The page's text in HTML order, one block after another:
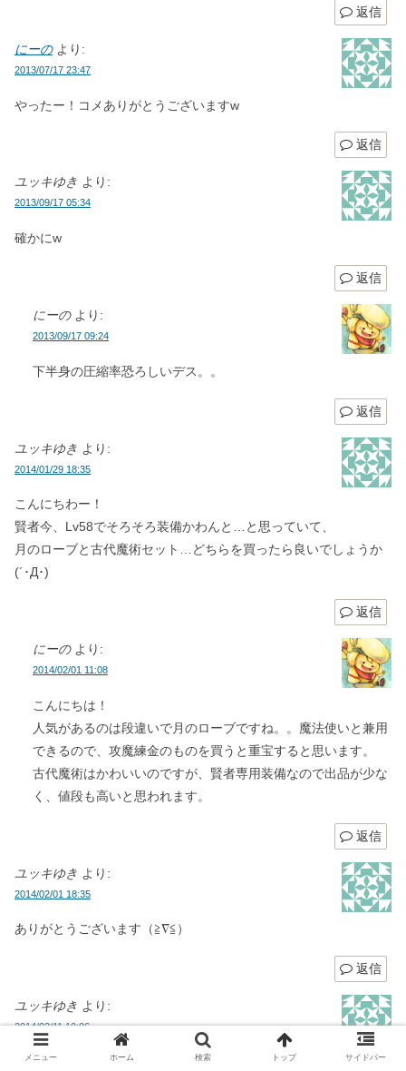
返信
にーの より:
2013/07/17 23:47
やったー！コメありがとうございますw
返信
ユッキゆき より:
2013/09/17 05:34
確かにw
返信
にーの より:
2013/09/17 09:24
下半身の圧縮率恐ろしいデス。。
返信
ユッキゆき より:
2014/01/29 18:35
こんにちわー！
賢者今、Lv58でそろそろ装備かわんと…と思っていて、
月のローブと古代魔術セット…どちらを買ったら良いでしょうか
(´･Д･)
返信
にーの より:
2014/02/01 11:08
こんにちは！
人気があるのは段違いで月のローブですね。。魔法使いと兼用
できるので、攻魔練金のものを買うと重宝すると思います。
古代魔術はかわいいのですが、賢者専用装備なので出品が少な
く、値段も高いと思われます。
返信
ユッキゆき より:
2014/02/01 18:35
ありがとうございます（≧∇≦）
返信
ユッキゆき より:
2014/02/11 10:06
こんにちは(((o(*ﾟ▽ﾟ*)o)))
メニュー ホーム 検索 トップ サイドバー